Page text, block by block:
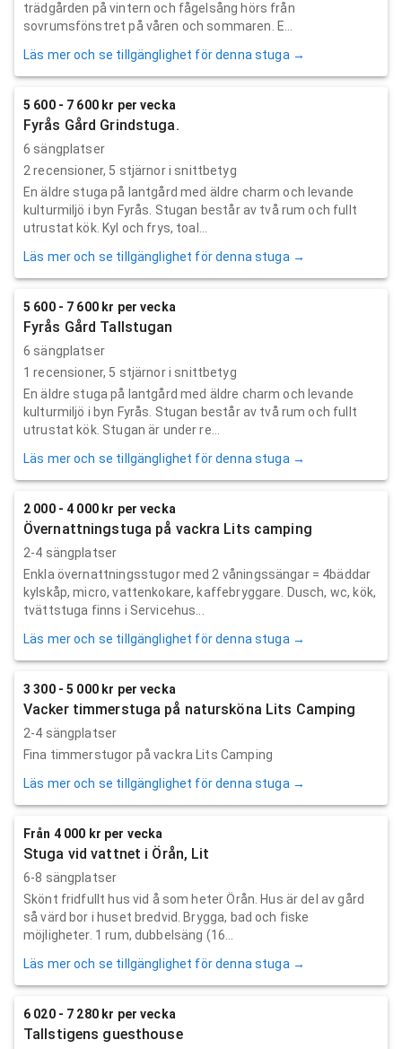
trädgården på vintern och fågelsång hörs från
sovrumsfönstret på våren och sommaren. E...
Läs mer och se tillgänglighet för denna stuga →
5 600 - 7 600 kr per vecka
Fyrås Gård Grindstuga.
6 sängplatser
2 recensioner, 5 stjärnor i snittbetyg
En äldre stuga på lantgård med äldre charm och levande
kulturmiljö i byn Fyrås. Stugan består av två rum och fullt
utrustat kök. Kyl och frys, toal...
Läs mer och se tillgänglighet för denna stuga →
5 600 - 7 600 kr per vecka
Fyrås Gård Tallstugan
6 sängplatser
1 recensioner, 5 stjärnor i snittbetyg
En äldre stuga på lantgård med äldre charm och levande
kulturmiljö i byn Fyrås. Stugan består av två rum och fullt
utrustat kök. Stugan är under re...
Läs mer och se tillgänglighet för denna stuga →
2 000 - 4 000 kr per vecka
Övernattningstuga på vackra Lits camping
2-4 sängplatser
Enkla övernattningsstugor med 2 våningssängar = 4bäddar
kylskåp, micro, vattenkokare, kaffebryggare. Dusch, wc, kök,
tvättstuga finns i Servicehus...
Läs mer och se tillgänglighet för denna stuga →
3 300 - 5 000 kr per vecka
Vacker timmerstuga på natursköna Lits Camping
2-4 sängplatser
Fina timmerstugor på vackra Lits Camping
Läs mer och se tillgänglighet för denna stuga →
Från 4 000 kr per vecka
Stuga vid vattnet i Örån, Lit
6-8 sängplatser
Skönt fridfullt hus vid å som heter Örån. Hus är del av gård
så värd bor i huset bredvid. Brygga, bad och fiske
möjligheter. 1 rum, dubbelsäng (16...
Läs mer och se tillgänglighet för denna stuga →
6 020 - 7 280 kr per vecka
Tallstigens guesthouse